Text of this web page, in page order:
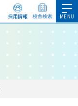
採用情報 校舎検索